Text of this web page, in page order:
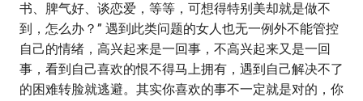
书、脾气好、谈恋爱，等等，可想得特别美却就是做不
到，怎么办？” 遇到此类问题的女人也无一例外不能管控
自己的情绪，高兴起来是一回事，不高兴起来又是一回
事，看到自己喜欢的恨不得马上拥有，遇到自己解决不了
的困难转脸就逃避。其实你喜欢的事不一定就是对的，你